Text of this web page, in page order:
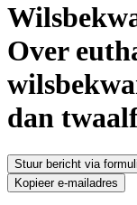
Over
dan
Stuur bericht via
Kopieer e-mailadres